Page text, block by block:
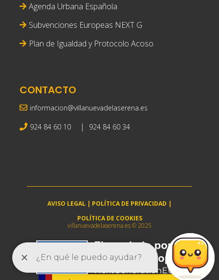
Agenda Urbana Española
Subvenciones Europeas NEXT G
Plan de Igualdad y Protocolo Acoso
CONTACTO
informacion@villanuevadelaserena.es
924 84 60 10 | 924 84 60 34
AVISO LEGAL | POLÍTICA DE PRIVACIDAD |
POLÍTICA DE COOKIES
villanuevadelaserena.es © 2025